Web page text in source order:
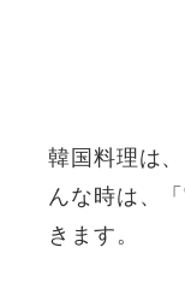
韓国料理は
んな時は、
きます。